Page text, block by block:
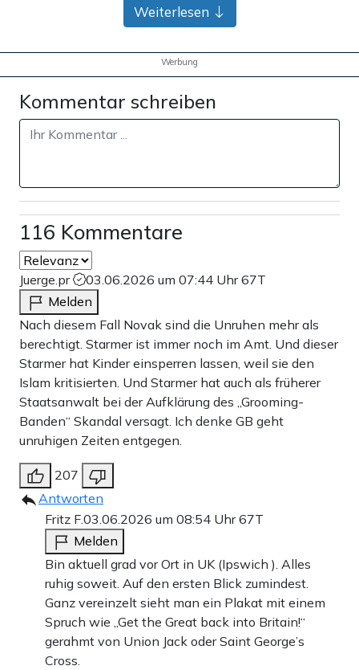
Weiterlesen
Werbung
Kommentar schreiben
116 Kommentare
Juerge.pr 03.06.2026 um 07:44 Uhr67T
Melden
Nach diesem Fall Novak sind die Unruhen mehr als
berechtigt. Starmer ist immer noch im Amt. Und dieser
Starmer hat Kinder einsperren lassen, weil sie den
Islam kritisierten. Und Starmer hat auch als früherer
Staatsanwalt bei der Aufklärung des „Grooming-
Banden“ Skandal versagt. Ich denke GB geht
unruhigen Zeiten entgegen.
207
Antworten
Fritz F.03.06.2026 um 08:54 Uhr67T
Melden
Bin aktuell grad vor Ort in UK (Ipswich ). Alles
ruhig soweit. Auf den ersten Blick zumindest.
Ganz vereinzelt sieht man ein Plakat mit einem
Spruch wie „Get the Great back into Britain!“
gerahmt von Union Jack oder Saint George’s
Cross.